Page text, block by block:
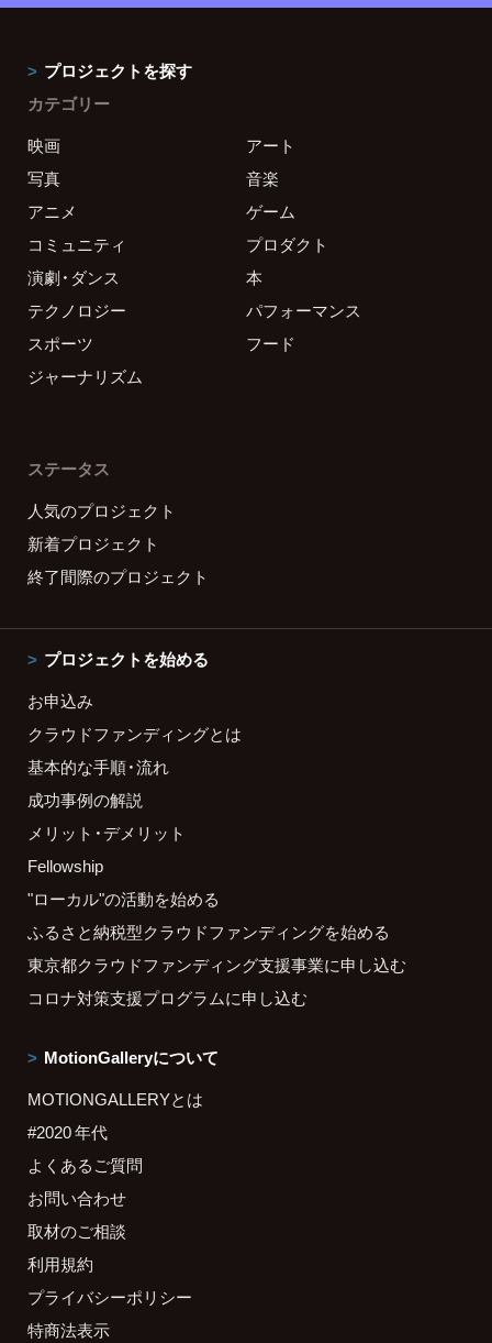
プロジェクトを探す
カテゴリー
映画
アート
写真
音楽
アニメ
ゲーム
コミュニティ
プロダクト
演劇・ダンス
本
テクノロジー
パフォーマンス
スポーツ
フード
ジャーナリズム
ステータス
人気のプロジェクト
新着プロジェクト
終了間際のプロジェクト
プロジェクトを始める
お申込み
クラウドファンディングとは
基本的な手順・流れ
成功事例の解説
メリット・デメリット
Fellowship
"ローカル"の活動を始める
ふるさと納税型クラウドファンディングを始める
東京都クラウドファンディング支援事業に申し込む
コロナ対策支援プログラムに申し込む
MotionGalleryについて
MOTIONGALLERYとは
#2020 年代
よくあるご質問
お問い合わせ
取材のご相談
利用規約
プライバシーポリシー
特商法表示